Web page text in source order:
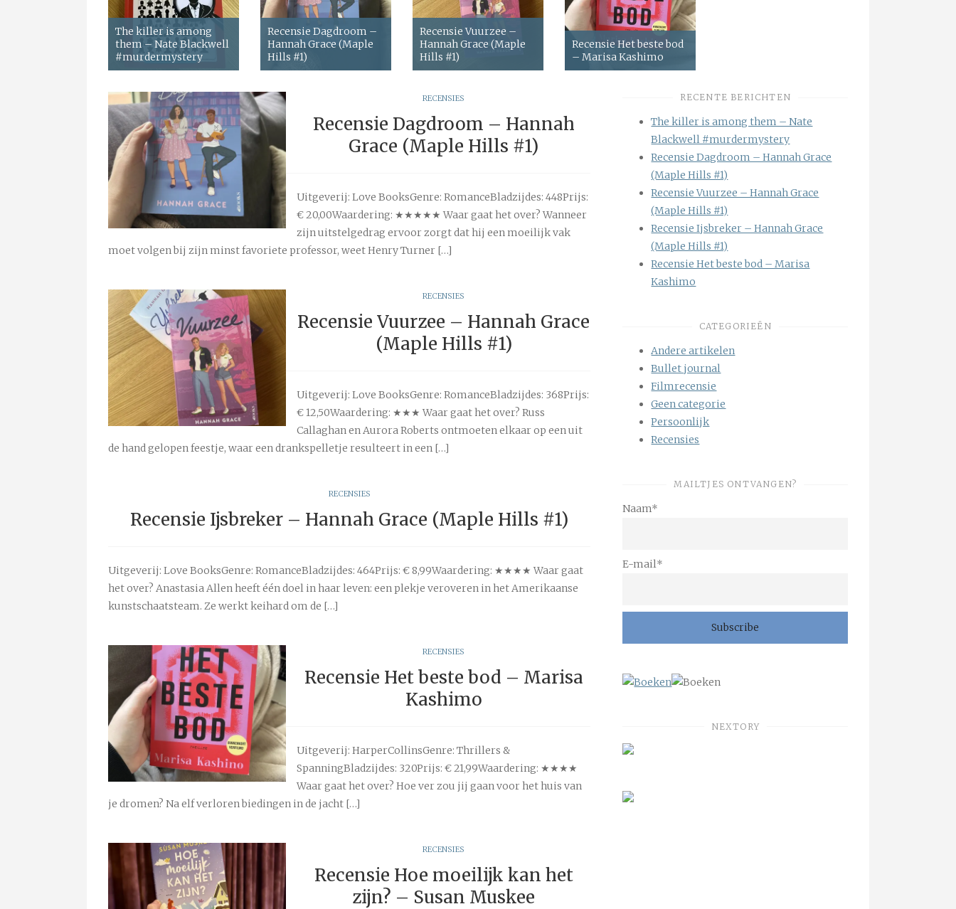
The killer is among
them – Nate Blackwell
#murdermystery
Recensie Dagdroom –
Hannah Grace (Maple
Hills #1)
Recensie Vuurzee –
Hannah Grace (Maple
Hills #1)
Recensie Het beste bod
– Marisa Kashimo
RECENSIES
Recensie Dagdroom – Hannah
Grace (Maple Hills #1)
Uitgeverij: Love BooksGenre: RomanceBladzijdes: 448Prijs:
€ 20,00Waardering: ★★★★★ Waar gaat het over? Wanneer
zijn uitstelgedrag ervoor zorgt dat hij een moeilijk vak
moet volgen bij zijn minst favoriete professor, weet Henry Turner […]
RECENSIES
Recensie Vuurzee – Hannah Grace
(Maple Hills #1)
Uitgeverij: Love BooksGenre: RomanceBladzijdes: 368Prijs:
€ 12,50Waardering: ★★★ Waar gaat het over? Russ
Callaghan en Aurora Roberts ontmoeten elkaar op een uit
de hand gelopen feestje, waar een drankspelletje resulteert in een […]
RECENSIES
Recensie Ijsbreker – Hannah Grace (Maple Hills #1)
Uitgeverij: Love BooksGenre: RomanceBladzijdes: 464Prijs: € 8,99Waardering: ★★★★ Waar gaat
het over? Anastasia Allen heeft één doel in haar leven: een plekje veroveren in het Amerikaanse
kunstschaatsteam. Ze werkt keihard om de […]
RECENSIES
Recensie Het beste bod – Marisa
Kashimo
Uitgeverij: HarperCollinsGenre: Thrillers &
SpanningBladzijdes: 320Prijs: € 21,99Waardering: ★★★★
Waar gaat het over? Hoe ver zou jij gaan voor het huis van
je dromen? Na elf verloren biedingen in de jacht […]
RECENSIES
Recensie Hoe moeilijk kan het
zijn? – Susan Muskee
RECENTE BERICHTEN
The killer is among them – Nate
Blackwell #murdermystery
Recensie Dagdroom – Hannah Grace
(Maple Hills #1)
Recensie Vuurzee – Hannah Grace
(Maple Hills #1)
Recensie Ijsbreker – Hannah Grace
(Maple Hills #1)
Recensie Het beste bod – Marisa
Kashimo
CATEGORIEËN
Andere artikelen
Bullet journal
Filmrecensie
Geen categorie
Persoonlijk
Recensies
MAILTJES ONTVANGEN?
Naam*
E-mail*
NEXTORY